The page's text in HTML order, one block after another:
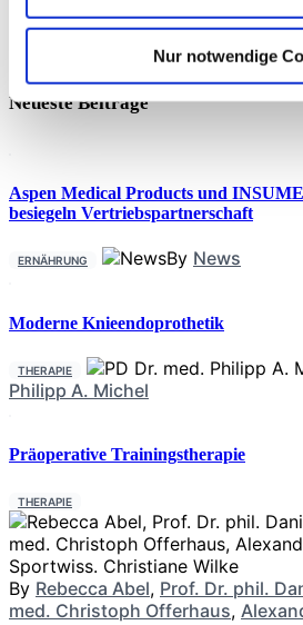
Nur notwendige
bidirektionale Beziehung zwischen
Symptomen besteht, die durch
und kognitiv-behaviorale
veränderte Stressreaktion, beeinflusst
von Schlafproblemen kann somit auch
Neueste Beiträge
Aspen Medical Products und
besiegeln Vertriebspartnerschaft
ERNÄHRUNG By News
Moderne Knieendoprothetik
THERAPIE
Philipp A. Michel
Präoperative Trainingstherapie
THERAPIE
By Rebecca Abel, Prof. Dr. phil.
med. Christoph Offerhaus,